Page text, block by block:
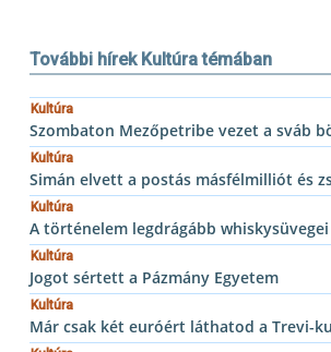
További hírek Kultúra témában
Kultúra
Szombaton Mezőpetribe vezet a sváb
Kultúra
Simán elvett a postás másfélmilliót és
Kultúra
A történelem legdrágább whiskysüvegei
Kultúra
Jogot sértett a Pázmány Egyetem
Kultúra
Már csak két euróért láthatod a Trevi-